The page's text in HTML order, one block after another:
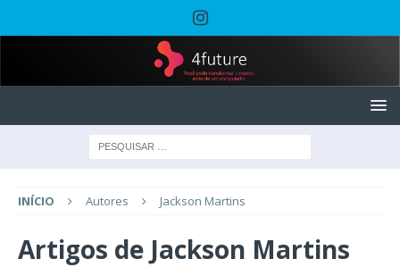
INÍCIO Autores Jackson Martins
Artigos de Jackson Martins